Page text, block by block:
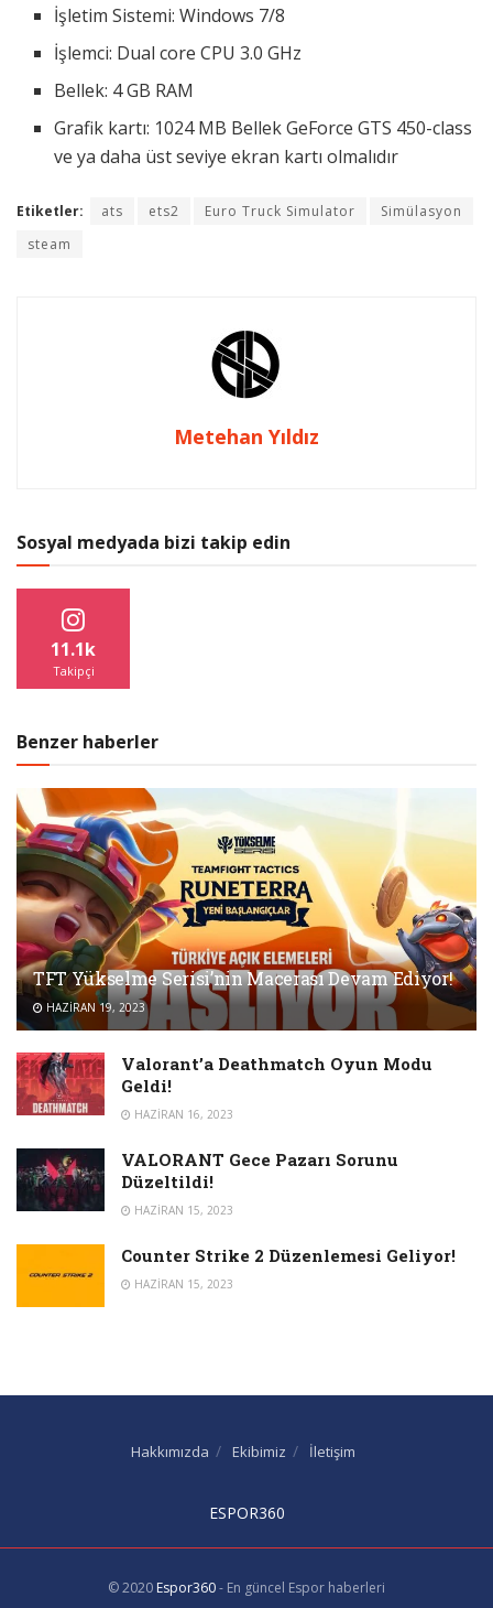
İşletim Sistemi: Windows 7/8
İşlemci: Dual core CPU 3.0 GHz
Bellek: 4 GB RAM
Grafik kartı: 1024 MB Bellek GeForce GTS 450-class
ve ya daha üst seviye ekran kartı olmalıdır
Etiketler: ats ets2 Euro Truck Simulator
Simülasyon
steam
Metehan Yıldız
Sosyal medyada bizi takip edin
11.1k
Takipçi
Benzer haberler
TFT Yükselme Serisi’nin Macerası Devam Ediyor!
HAZIRAN 19, 2023
Valorant’a Deathmatch Oyun Modu
Geldi!
HAZIRAN 16, 2023
VALORANT Gece Pazarı Sorunu
Düzeltildi!
HAZIRAN 15, 2023
Counter Strike 2 Düzenlemesi Geliyor!
HAZIRAN 15, 2023
Hakkımızda Ekibimiz İletişim
ESPOR360
© 2020 Espor360- En güncel Espor haberleri